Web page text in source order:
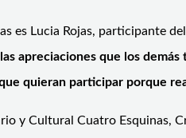
es Lucia Rojas, participante
apreciaciones que los
quieran participar porque
y Cultural Cuatro Esquinas,